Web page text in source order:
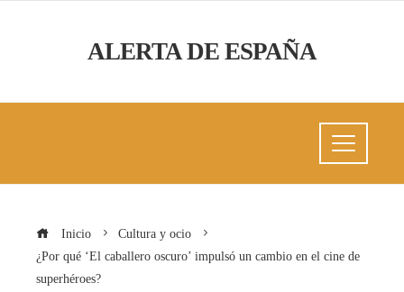
ALERTA DE ESPAÑA
Inicio
Cultura y ocio
¿Por qué ‘El caballero oscuro’ impulsó un cambio en el cine de
superhéroes?